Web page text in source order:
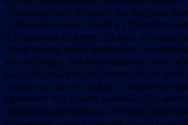
проишествие, которое он поведал
«Это произошло когда я с другими
в Германии в лагере. Немцы не знали,
было своего рода братство и
не выдавали. Но вот нашёлся один,
выслужиться перед немцами, он
указал на меня и сказал – «Вот он
прикажи ему снять штаны» Ну,
еврейским мальчикам, сделали